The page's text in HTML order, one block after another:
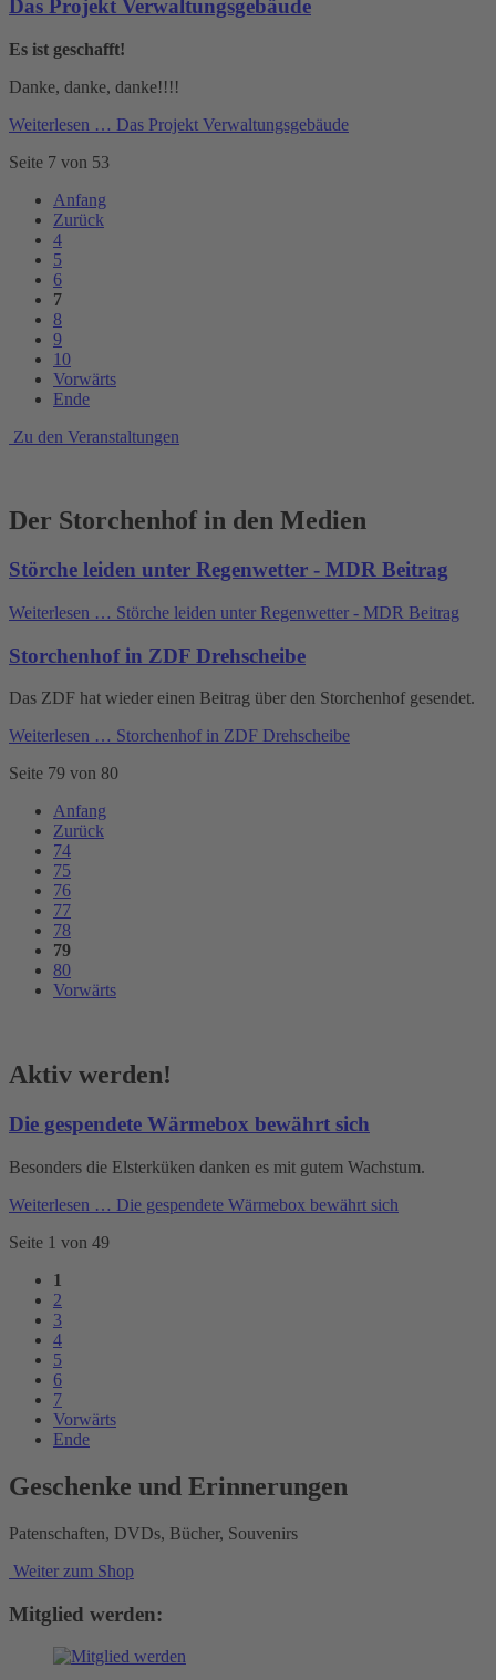
Das Projekt Verwaltungsgebäude
Es ist geschafft!
Danke, danke, danke!!!!
Weiterlesen … Das Projekt Verwaltungsgebäude
Seite 7 von 53
Anfang
Zurück
4
5
6
7
8
9
10
Vorwärts
Ende
Zu den Veranstaltungen
Der Storchenhof in den Medien
Störche leiden unter Regenwetter - MDR Beitrag
Weiterlesen … Störche leiden unter Regenwetter - MDR Beitrag
Storchenhof in ZDF Drehscheibe
Das ZDF hat wieder einen Beitrag über den Storchenhof gesendet.
Weiterlesen … Storchenhof in ZDF Drehscheibe
Seite 79 von 80
Anfang
Zurück
74
75
76
77
78
79
80
Vorwärts
Aktiv werden!
Die gespendete Wärmebox bewährt sich
Besonders die Elsterküken danken es mit gutem Wachstum.
Weiterlesen … Die gespendete Wärmebox bewährt sich
Seite 1 von 49
1
2
3
4
5
6
7
Vorwärts
Ende
Geschenke und Erinnerungen
Patenschaften, DVDs, Bücher, Souvenirs
Weiter zum Shop
Mitglied werden: